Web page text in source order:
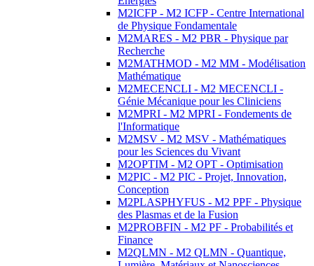
M2ICFP - M2 ICFP - Centre International
de Physique Fondamentale
M2MARES - M2 PBR - Physique par
Recherche
M2MATHMOD - M2 MM - Modélisation
Mathématique
M2MECENCLI - M2 MECENCLI -
Génie Mécanique pour les Cliniciens
M2MPRI - M2 MPRI - Fondements de
l'Informatique
M2MSV - M2 MSV - Mathématiques
pour les Sciences du Vivant
M2OPTIM - M2 OPT - Optimisation
M2PIC - M2 PIC - Projet, Innovation,
Conception
M2PLASPHYFUS - M2 PPF - Physique
des Plasmas et de la Fusion
M2PROBFIN - M2 PF - Probabilités et
Finance
M2QLMN - M2 QLMN - Quantique,